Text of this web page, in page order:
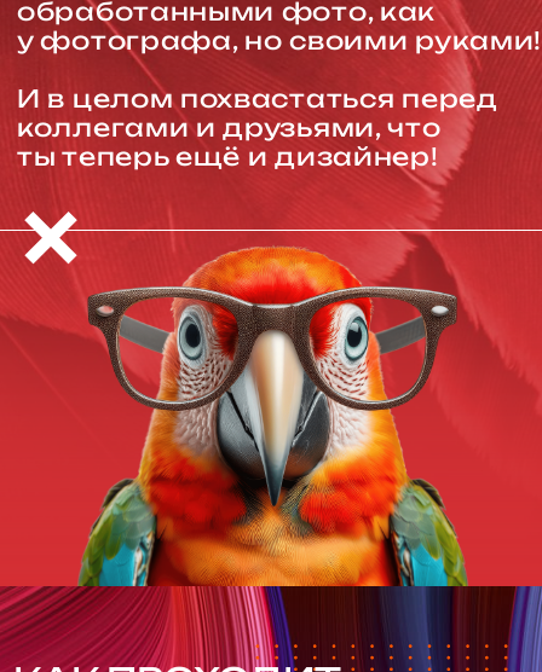
Получаешь сертификат
о прохождении курса,
открываешь шампанское,
гордишься собой и идёшь
хвастаться перед друзьями,
что ты теперь дизайнер!
С помощью обратной связи
дорабатываешь своё домашнее
задание, параллельно
заканчивая курс
После просмотра выполняешь
домашнее задание
и отправляешь на проверку
Эксперт курса
Дубинчин
Антон